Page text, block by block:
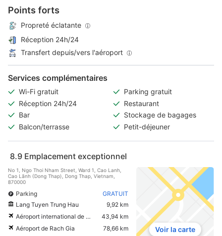
Points forts
Propreté éclatante
Réception 24h/24
Transfert depuis/vers l'aéroport
Services complémentaires
Wi-Fi gratuit
Parking gratuit
Réception 24h/24
Restaurant
Bar
Stockage de bagages
Balcon/terrasse
Petit-déjeuner
8.9 Emplacement exceptionnel
No 1, Ngo Thoi Nham Street, Ward 1, Cao Lanh,
Cao Lãnh (Dong Thap), Dong Thap, Vietnam,
870000
Parking
GRATUIT
Lang Tuyen Trung Hau
9,92 km
Aéroport international de Can Tho
43,94 km
Aéroport de Rach Gia
78,66 km
Voir la carte